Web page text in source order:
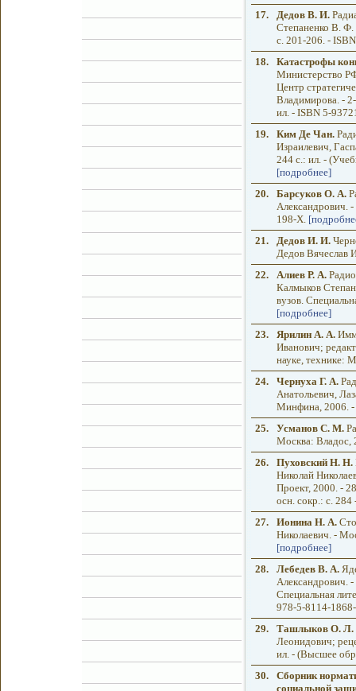
17.
Дедов В. И.
Степаненко В.
с. 201-206. -
18.
Катастрофы
Министерство
Центр
Владимирова. -
ил. - ISBN 5-
19.
Ким Де Чан.
Израилевич,
244 с.: ил. -
[подробнее]
20.
Барсуков О. А.
Александрович.
198-X.
21.
Дедов И. И.
Дедов Вячеслав
22.
Алиев Р. А.
Калмыков
вузов.
[подробнее]
23.
Ярилин А. А.
Иванович;
науке, технике:
24.
Чернуха Г. А.
Анатольевич,
Минфина, 2006. -
25.
Усманов С. М.
Москва: Владос,
26.
Пуховский Н. Н.
Николай
Проект, 2000. -
осн. сокр.: c.
27.
Ионина Н. А.Сто
Николаевич. -
[подробнее]
28.
Лебедев В. А.
Александрович.
Специальная
978-5-8114-
29.
Ташлыков О. Л.
Леонидович;
ил. - (Высшее
30.
Сборник
социальной